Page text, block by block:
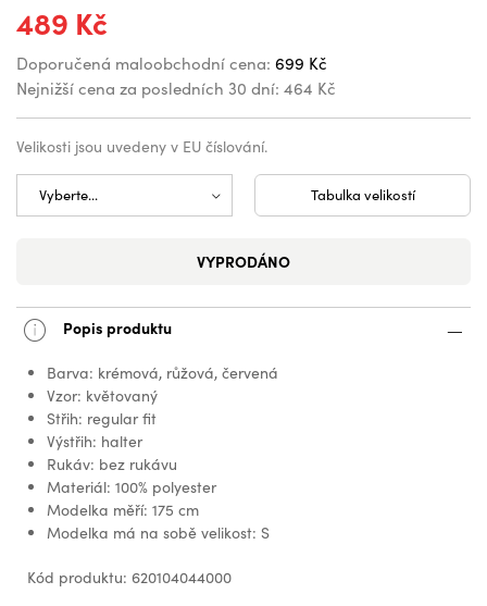
489 Kč
Doporučená maloobchodní cena: 699 Kč
Nejnižší cena za posledních 30 dní: 464 Kč
Velikosti jsou uvedeny v EU číslování.
Tabulka velikostí
VYPRODÁNO
Popis produktu
Barva: krémová, růžová, červená
Vzor: květovaný
Střih: regular fit
Výstřih: halter
Rukáv: bez rukávu
Materiál: 100% polyester
Modelka měří: 175 cm
Modelka má na sobě velikost: S
Kód produktu: 620104044000